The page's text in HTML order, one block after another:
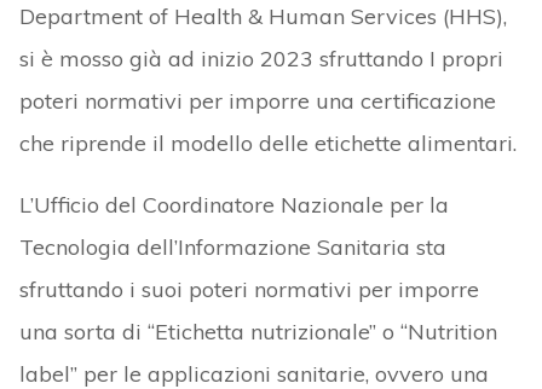
Department of Health & Human Services (HHS),
si è mosso già ad inizio 2023 sfruttando I propri
poteri normativi per imporre una certificazione
che riprende il modello delle etichette alimentari.
L’Ufficio del Coordinatore Nazionale per la
Tecnologia dell’Informazione Sanitaria sta
sfruttando i suoi poteri normativi per imporre
una sorta di “Etichetta nutrizionale” o “Nutrition
label” per le applicazioni sanitarie, ovvero una